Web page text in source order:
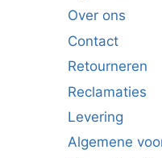
Over ons
Contact
Retourneren
Reclamaties
Levering
Algemene